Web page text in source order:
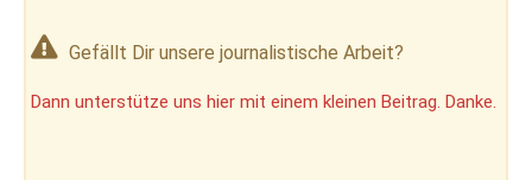
Gefällt Dir unsere journalistische Arbeit?
Dann unterstütze uns hier mit einem kleinen Beitrag. Danke.